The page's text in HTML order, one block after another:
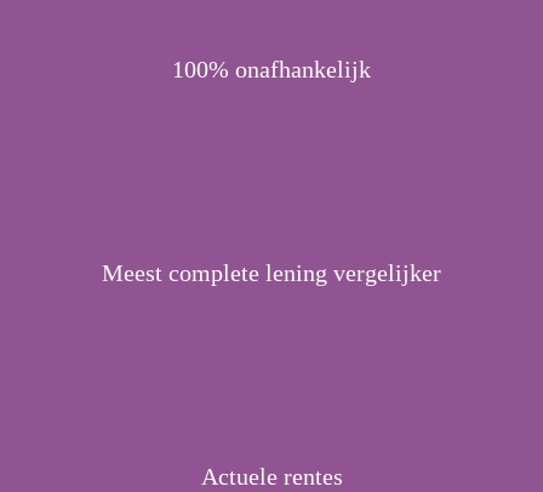
100% onafhankelijk
Meest complete lening vergelijker
Actuele rentes